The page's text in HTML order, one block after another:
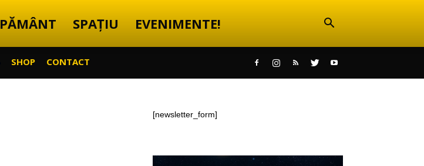
PĂMÂNT SPAȚIU EVENIMENTE!
SHOP CONTACT
[newsletter_form]